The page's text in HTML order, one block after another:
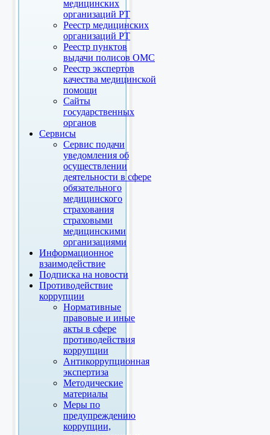
медицинских
организаций РТ
Реестр медицинских
организаций РТ
Реестр пунктов
выдачи полисов ОМС
Реестр экспертов
качества медицинской
помощи
Сайты
государственных
органов
Сервисы
Сервис подачи
уведомления об
осуществлении
деятельности в сфере
обязательного
медицинского
страхования
страховыми
медицинскими
организациями
Информационное
взаимодействие
Подписка на новости
Противодействие
коррупции
Нормативные
правовые и иные
акты в сфере
противодействия
коррупции
Антикоррупционная
экспертиза
Методические
материалы
Меры по
предупреждению
коррупции,